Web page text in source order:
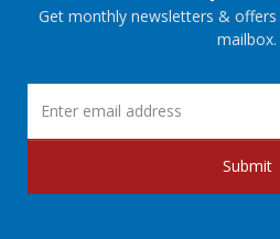
Get monthly newsletters &
mailbox.
Submit